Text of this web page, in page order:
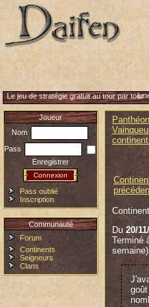
Le jeu de stratégie gratuit au tour par tour
Joueur
Nom
Pass
Enregistrer
Pass oublié
Inscription
Communauté
Forum
Continents
Seigneurs
Clans
Panthéon
Continent
Du 20/
Terminé
semaine)